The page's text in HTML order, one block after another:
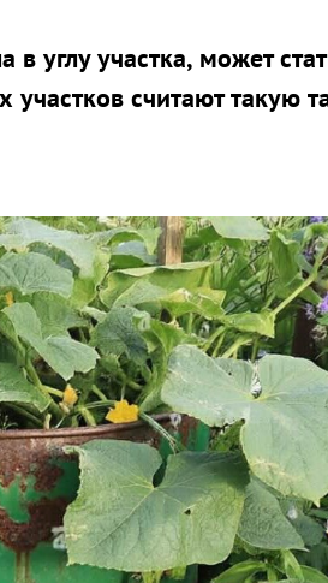
в углу участка, может
считают такую